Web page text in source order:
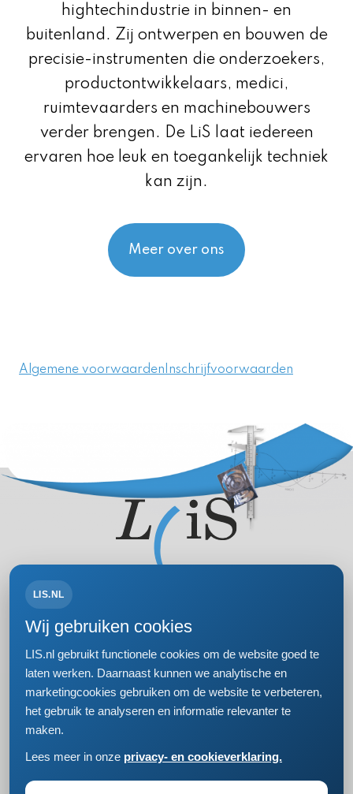
hightechindustrie in binnen- en
buitenland. Zij ontwerpen en bouwen de
precisie-instrumenten die onderzoekers,
productontwikkelaars, medici,
ruimtevaarders en machinebouwers
verder brengen. De LiS laat iedereen
ervaren hoe leuk en toegankelijk techniek
kan zijn.
Meer over ons
Algemene voorwaarden Inschrijfvoorwaarden
Volg ons op:
Bezoek- en postadres
Einsteinweg 61
2333 CC Leiden
+31 (0)71 5681168
Privacy- en cookieverklaring
LIS.NL
Wij gebruiken cookies
LIS.nl gebruikt functionele cookies om de website goed te
laten werken. Daarnaast kunnen we analytische en
marketingcookies gebruiken om de website te verbeteren,
het gebruik te analyseren en informatie relevanter te
maken.
Lees meer in onze privacy- en cookieverklaring.
Jouw reserveringslijst is op dit moment leeg.